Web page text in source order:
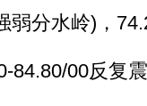
分水岭)，
00反复